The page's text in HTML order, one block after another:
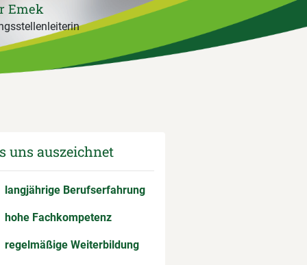
Emek
uns auszeichnet
langjährige Berufserfahrung
hohe Fachkompetenz
regelmäßige Weiterbildung